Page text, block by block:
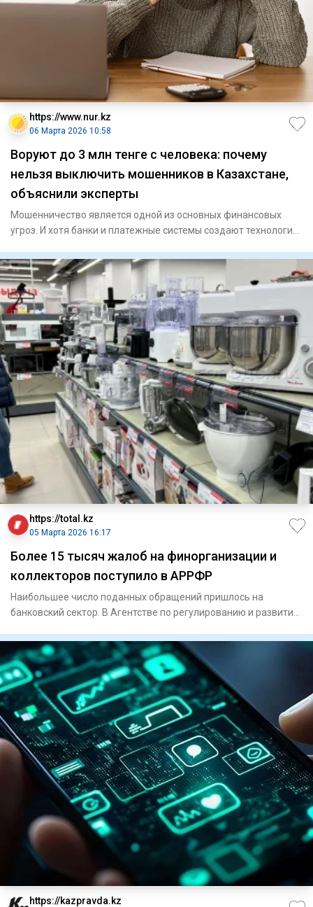
https://www.nur.kz
06 Марта 2026 10:58
Воруют до 3 млн тенге с человека: почему
нельзя выключить мошенников в Казахстане,
объяснили эксперты
Мошенничество является одной из основных финансовых
угроз. И хотя банки и платежные системы создают технологии
https://total.kz
05 Марта 2026 16:17
Более 15 тысяч жалоб на финорганизации и
коллекторов поступило в АРРФР
Наибольшее число поданных обращений пришлось на
банковский сектор. В Агентстве по регулированию и развитию
https://kazpravda.kz